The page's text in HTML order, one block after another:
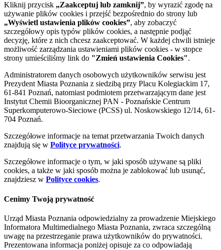
Kliknij przycisk „Zaakceptuj lub zamknij”, by wyrazić zgodę na
używanie plików cookies i przejść bezpośrednio do strony lub
„Wyświetl ustawienia plików cookies”, aby zobaczyć
szczegółowy opis typów plików cookies, a następnie podjąć
decyzję, które z nich chcesz zaakceptować. W każdej chwili istnieje
możliwość zarządzania ustawieniami plików cookies - w stopce
strony umieściliśmy link do "Zmień ustawienia Cookies".
Administratorem danych osobowych użytkowników serwisu jest
Prezydent Miasta Poznania z siedzibą przy Placu Kolegiackim 17,
61-841 Poznań, natomiast podmiotem przetwarzającym dane jest
Instytut Chemii Bioorganicznej PAN - Poznańskie Centrum
Superkomputerowo-Sieciowe (PCSS) ul. Noskowskiego 12/14, 61-
704 Poznań.
Szczegółowe informacje na temat przetwarzania Twoich danych
znajdują się w Polityce prywatności.
Szczegółowe informacje o tym, w jaki sposób używane są pliki
cookies, a także w jaki sposób można je zablokować lub usunąć,
znajdziesz w Polityce cookies.
Cenimy Twoją prywatność
Urząd Miasta Poznania odpowiedzialny za prowadzenie Miejskiego
Informatora Multimedialnego Miasta Poznania, zwraca szczególną
uwagę na przestrzeganie prawa użytkowników do prywatności.
Prezentowana informacja poniżej opisuje za co odpowiadają